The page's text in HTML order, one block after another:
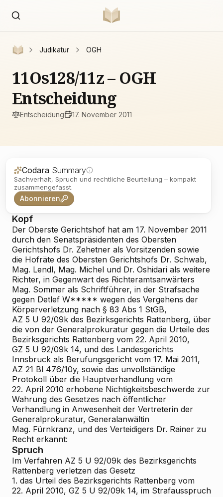
Judikatur OGH
11Os128/11z – OGH
Entscheidung
Entscheidung 17. November 2011
Codara Summary
Sachverhalt, Spruch und rechtliche Beurteilung – kompakt
zusammengefasst.
Abonnieren
Kopf
Der Oberste Gerichtshof hat am 17. November 2011
durch den Senatspräsidenten des Obersten
Gerichtshofs Dr. Zehetner als Vorsitzenden sowie
die Hofräte des Obersten Gerichtshofs Dr. Schwab,
Mag. Lendl, Mag. Michel und Dr. Oshidari als weitere
Richter, in Gegenwart des Richteramtsanwärters
Mag. Sommer als Schriftführer, in der Strafsache
gegen Detlef W***** wegen des Vergehens der
Körperverletzung nach § 83 Abs 1 StGB,
AZ 5 U 92/09k des Bezirksgerichts Rattenberg, über
die von der Generalprokuratur gegen die Urteile des
Bezirksgerichts Rattenberg vom 22. April 2010,
GZ 5 U 92/09k 14, und des Landesgerichts
Innsbruck als Berufungsgericht vom 17. Mai 2011,
AZ 21 Bl 476/10y, sowie das unvollständige
Protokoll über die Hauptverhandlung vom
22. April 2010 erhobene Nichtigkeitsbeschwerde zur
Wahrung des Gesetzes nach öffentlicher
Verhandlung in Anwesenheit der Vertreterin der
Generalprokuratur, Generalanwältin
Mag. Fürnkranz, und des Verteidigers Dr. Rainer zu
Recht erkannt:
Spruch
Im Verfahren AZ 5 U 92/09k des Bezirksgerichts
Rattenberg verletzen das Gesetz
1. das Urteil des Bezirksgerichts Rattenberg vom
22. April 2010, GZ 5 U 92/09k 14, im Strafausspruch